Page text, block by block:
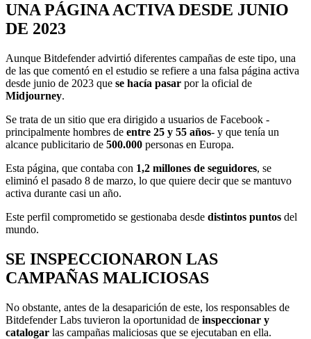
UNA PÁGINA ACTIVA DESDE JUNIO
DE 2023
Aunque Bitdefender advirtió diferentes campañas de este tipo, una
de las que comentó en el estudio se refiere a una falsa página activa
desde junio de 2023 que se hacía pasar por la oficial de
Midjourney.
Se trata de un sitio que era dirigido a usuarios de Facebook -
principalmente hombres de entre 25 y 55 años- y que tenía un
alcance publicitario de 500.000 personas en Europa.
Esta página, que contaba con 1,2 millones de seguidores, se
eliminó el pasado 8 de marzo, lo que quiere decir que se mantuvo
activa durante casi un año.
Este perfil comprometido se gestionaba desde distintos puntos del
mundo.
SE INSPECCIONARON LAS
CAMPAÑAS MALICIOSAS
No obstante, antes de la desaparición de este, los responsables de
Bitdefender Labs tuvieron la oportunidad de inspeccionar y
catalogar las campañas maliciosas que se ejecutaban en ella.